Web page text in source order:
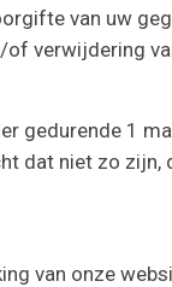
van uw
verwijdering
1
niet zo
van onze